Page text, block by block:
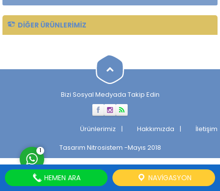
DIĞER ÜRÜNLERIMIZ
Bizi Sosyal Medyada Takip Edin
Ürünlerimiz Hakkımızda
İletişim
Tasarım Nitrosistem -Mayıs 2018
Cevap Yaz
1
HEMEN ARA NAVIGASYON